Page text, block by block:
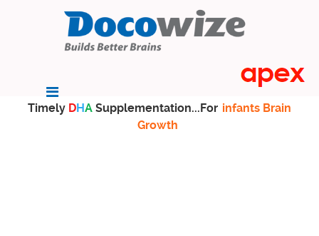
Timely DHA Supplementation...For infants Brain
Growth